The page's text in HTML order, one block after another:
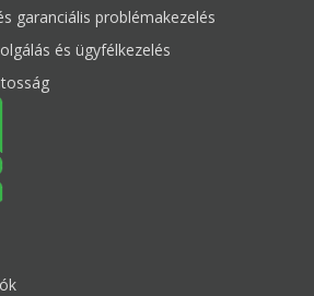
garanciális problémakezelés
és ügyfélkezelés